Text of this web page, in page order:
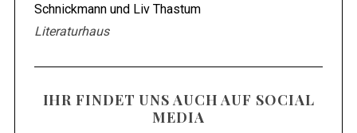
Schnickmann und Liv Thastum
Literaturhaus
IHR FINDET UNS AUCH AUF SOCIAL
MEDIA